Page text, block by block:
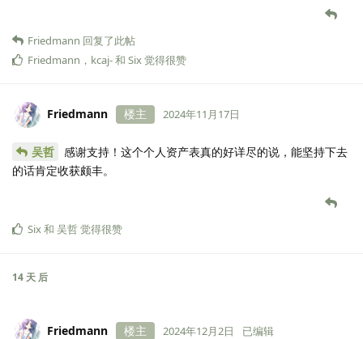
Friedmann 回复了此帖
Friedmann ， kcaj-和 Six觉得很赞
Friedmann 楼主 2024年11月17日
吴哲
感谢支持！这个个人资产表真的好详尽的说，能坚持下去
的话肯定收获颇丰。
Six和 吴哲觉得很赞
14 天 后
Friedmann 楼主 2024年12月2日 已编辑